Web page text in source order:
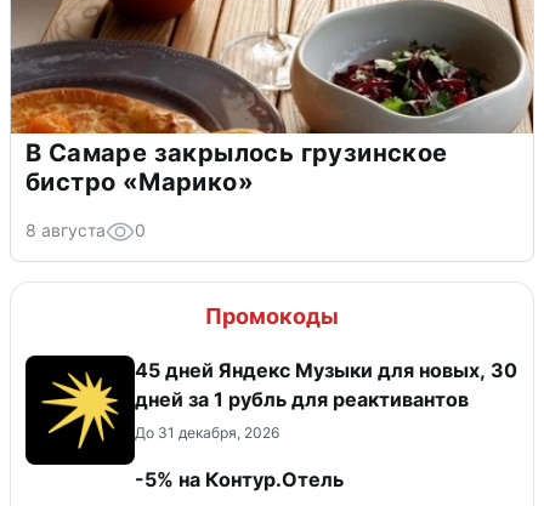
В Самаре закрылось грузинское
бистро «Марико»
8 августа 0
Промокоды
45 дней Яндекс Музыки для новых, 30
дней за 1 рубль для реактивантов
До 31 декабря, 2026
-5% на Контур.Отель